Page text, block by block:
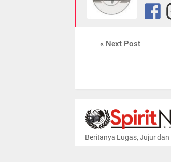
« Next Post
Beritanya Lugas, Jujur dan